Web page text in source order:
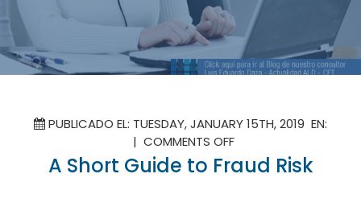
PUBLICADO EL: TUESDAY, JANUARY 15TH, 2019 EN:
| COMMENTS OFFON
A
SHORT
A Short Guide to Fraud Risk